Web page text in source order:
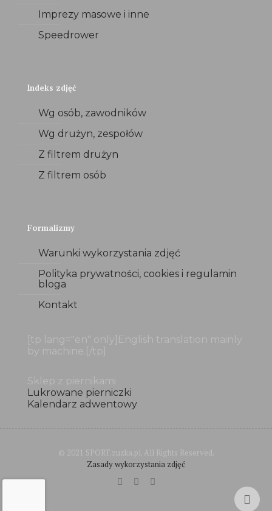
Imprezy masowe i inne
Speedrower
Indeks zdjęć
Wg osób, zawodników
Wg drużyn, zespołów
Z filtrem drużyn
Z filtrem osób
Formalizmy
Warunki wykorzystania zdjęć
Polityka prywatności, cookies i regulamin
bloga
Kontakt
[tp lang="en" only]English translation mainly
by machine.[/tp]
Sklep z piernikami
Lukrowane pierniczki
Kalendarz adwentowy
© 2021 SPORT.zuzka.pl. All Rights Reserved.
Zasady wykorzystania zdjęć